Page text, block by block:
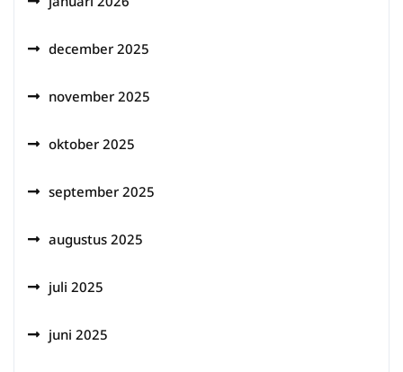
december 2025
november 2025
oktober 2025
september 2025
augustus 2025
juli 2025
juni 2025